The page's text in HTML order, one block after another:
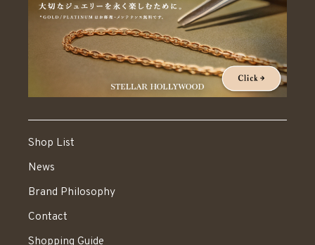
Shop List
News
Brand Philosophy
Contact
Shopping Guide